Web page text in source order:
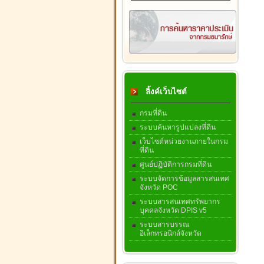
ลิ้งค์เว็บไซต์
กรมที่ดิน
ระบบค้นหารูปแปลงที่ดิน
เว็บไซต์หน่วยงานภายในกรม
ที่ดิน
ศูนย์ปฏิบัติการกรมที่ดิน
ระบบจัดการข้อมูลสารสนเทศ
จังหวัด POC
ระบบสารสนเทศทรัพยากร
บุคคลจังหวัด DPIS v5
ระบบสารบรรณ
อิเล็กทรอนิกส์จังหวัด